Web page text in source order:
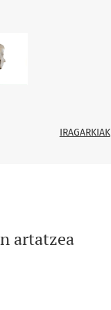
IRAGARKIAK
artatzea